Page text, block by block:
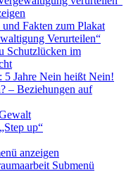
und Fakten zum Plakat
Verurteilen“
Schutzlücken im
5 Jahre Nein heißt Nein!
– Beziehungen auf
up“
anzeigen
Submenü